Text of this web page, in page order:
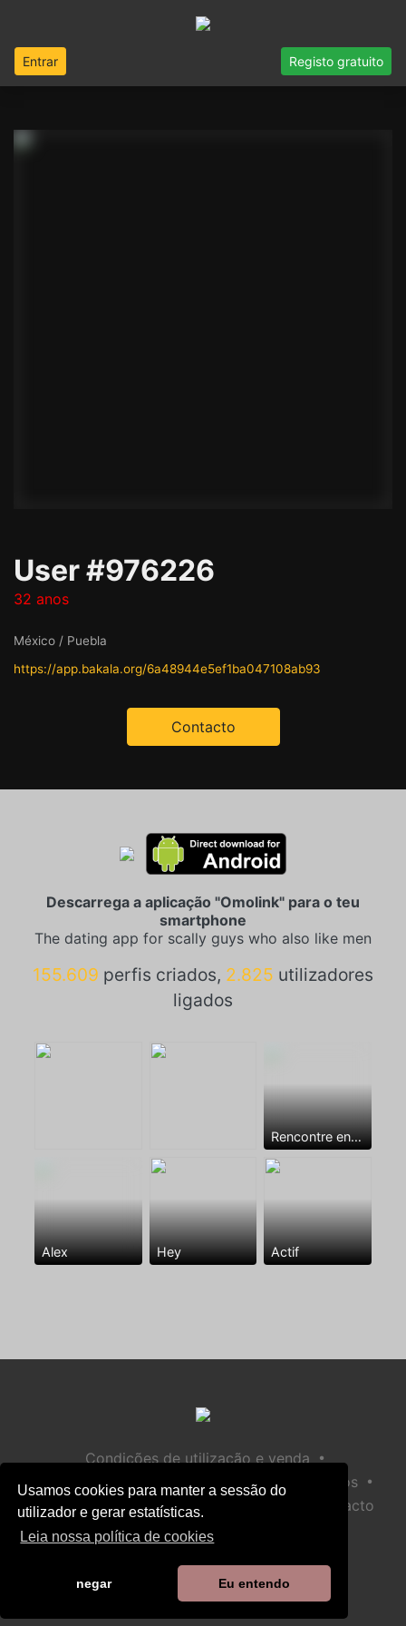
Usamos cookies para manter a sessão do
utilizador e gerar estatísticas.
Leia nossa política de cookies
negar Eu entendo
Entrar Registo gratuito
User #976226
32 anos
México / Puebla
https://app.bakala.org/6a48944e5ef1ba047108ab93
Contacto
Descarrega a aplicação "Omolink" para o teu
smartphone
The dating app for scally guys who also like men
155.609 perfis criados, 2.825 utilizadores
ligados
Rencontre entre mecs
Alex Hey Actif
Condições de utilização e venda •
Política de privacidade Política de Biscoitos •
Política de Segurança Infantil Ajuda / Contacto